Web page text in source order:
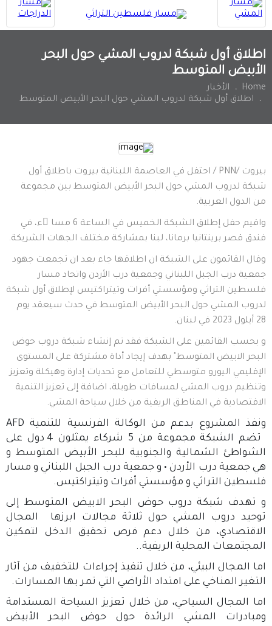
اطلاق أول شبكة لدروب المشي حول البحر
الأبيض المتوسط
Home
.
الأخبار
.
اطلاق أول شبكة لدروب المشي حول البحر الأبيض المتوسط
بيروت /PNN /
احتفل في العاصمة اللبنانية بيروت باطلاق أول
شبكة لدروب المشي حول البحر الأبيض المتوسط بين مجموعة
من الدول العربية.
واقيم حفل إطلاق الشبكة الخميس في الساعة 6 مسا ًء، في
فندق قصر برينتانيا برمانا، لبنا بمشاركة مختلف الجهات الشريكة.
وقال القائمون على الشبكة ان اطلاقها جاء بعد ان تجمعت جهود
جمعية درب الجبل اللبناني وجمعية درب الأردن واتحاد مسار
فلسطين التراثي ومؤسستي أفرات وتيتراكتيس لإطلاق أول شبكة
لدروب المشي حول البحر الأبيض المتوسط في حدث سيعقد يوم
28 أيلول 2023 في لبنان
.
و بحسب القائمين على الشبكة فقد تم إنشاء شبكة دروب حوض
البحر الابيض المتوسط" بهدف إيجاد أداة مشتركة على المستوى
الإقليمي اليورو متوسطي للتعامل مع تحديات إدارة وهيكلة وتعزيز
وتنظيم دروب المشي لمسافات طويلة، اضافة إلى تعزيز التنمية
الاقتصادية في المناطق الريفية من خلال سياحة المشي.
ونفذ المشروع بدعم من الوكالة الفرنسية للتنمية AFD
تضم الشبكة مجموعة من 5 شركاء يمثلون 4 دول على
الشواطئ الشمالية والجنوبية للبحر الأبيض المتوسط و
هي جمعية درب الأردن • و جمعية درب الجبل اللبناني و مسار
فلسطين التراثي و مؤسستي أفرات وتيتراكتيس.
و تهدف شبكة دروب حوض البحر الابيض المتوسط إلى
توحيد دروب المشي حول ثلاثة مجالات ابرزها المجال
الاقتصادي، من خلال دعم فرص تحقيق الدخل لتمكين
المجتمعات المحلية الريفية..
اما المجال البيئي، من خلال تنفيذ إجراءات للتخفيف من آثار
التغير المناخي على امتداد الأراضي التي تمر بها المسارات.
اما المجال السياحي، من خلال تعزيز السياحة المستدامة
ومبادرات المشي الرائدة حول حوض البحر الأبيض